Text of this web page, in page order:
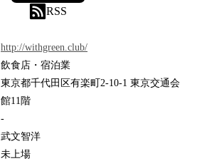
RSS
http://withgreen.club/
飲食店・宿泊業
東京都千代田区有楽町2-10-1 東京交通会
館11階
-
武文智洋
未上場